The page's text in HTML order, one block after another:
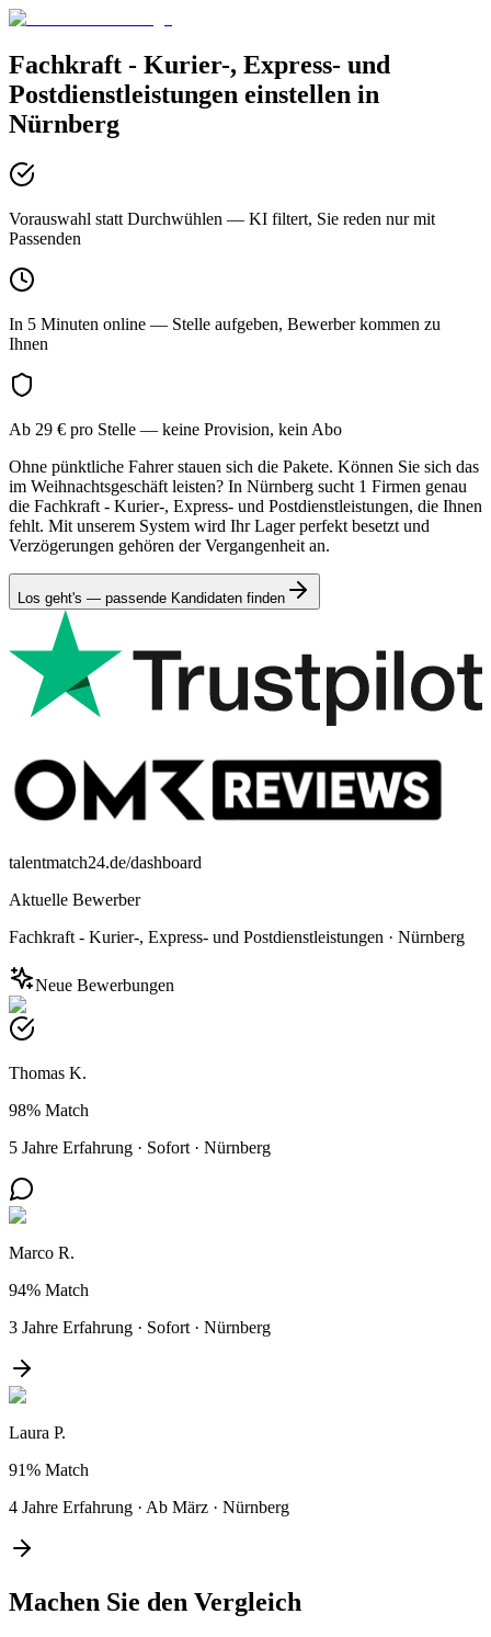
Fachkraft - Kurier-, Express- und
Postdienstleistungen einstellen in
Nürnberg
Vorauswahl statt Durchwühlen — KI filtert, Sie reden nur mit
Passenden
In 5 Minuten online — Stelle aufgeben, Bewerber kommen zu
Ihnen
Ab 29 € pro Stelle — keine Provision, kein Abo
Ohne pünktliche Fahrer stauen sich die Pakete. Können Sie sich das
im Weihnachtsgeschäft leisten? In Nürnberg sucht 1 Firmen genau
die Fachkraft - Kurier-, Express- und Postdienstleistungen, die Ihnen
fehlt. Mit unserem System wird Ihr Lager perfekt besetzt und
Verzögerungen gehören der Vergangenheit an.
Los geht's — passende Kandidaten finden
talentmatch24.de/dashboard
Aktuelle Bewerber
Fachkraft - Kurier-, Express- und Postdienstleistungen · Nürnberg
Neue Bewerbungen
Thomas K.
98% Match
5 Jahre Erfahrung · Sofort · Nürnberg
Marco R.
94% Match
3 Jahre Erfahrung · Sofort · Nürnberg
Laura P.
91% Match
4 Jahre Erfahrung · Ab März · Nürnberg
Machen Sie den Vergleich